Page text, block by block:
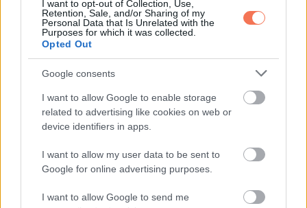
I want to opt-out of Collection, Use,
Retention, Sale, and/or Sharing of my
Personal Data that Is Unrelated with the
Purposes for which it was collected.
Opted Out
Google consents
I want to allow Google to enable storage
related to advertising like cookies on web or
device identifiers in apps.
I want to allow my user data to be sent to
Google for online advertising purposes.
I want to allow Google to send me
További bejegyzések